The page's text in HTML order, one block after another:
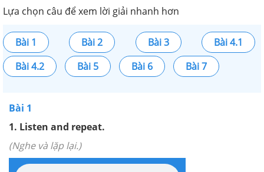
Lựa chọn câu để xem lời giải nhanh hơn
Bài 1 Bài 2 Bài 3
Bài 4.1
Bài 4.2
Bài 5 Bài 6 Bài 7
Bài 1
1. Listen and repeat.
(Nghe và lặp lại.)